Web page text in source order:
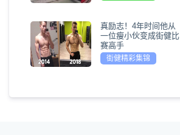
真励志！4年时间他从
一位瘦小伙变成街健比
赛高手
街健精彩集锦